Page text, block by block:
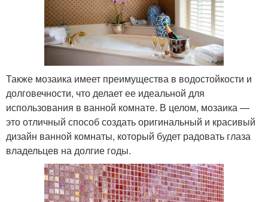
Также мозаика имеет преимущества в водостойкости и
долговечности, что делает ее идеальной для
использования в ванной комнате. В целом, мозаика —
это отличный способ создать оригинальный и красивый
дизайн ванной комнаты, который будет радовать глаза
владельцев на долгие годы.